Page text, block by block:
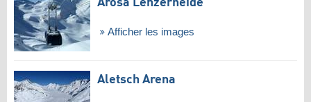
Arosa Lenzerheide
Afficher les images
Aletsch Arena